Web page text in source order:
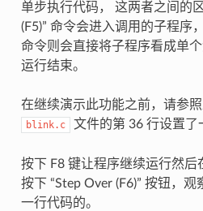
单步执行代码， 这两者之间的
(F5)” 命令会进入调用的子程序
命令则会直接将子程序看成单
运行结束。
在继续演示此功能之前，请参
blink.c 文件的第 36 行设置了
按下 F8 键让程序继续运行然后
按下 “Step Over (F6)” 按钮，
一行代码的。